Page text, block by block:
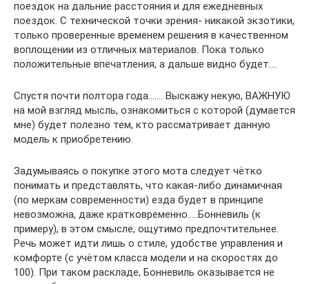
поездок на дальние расстояния и для ежедневных
поездок. С технической точки зрения- никакой экзотики,
только проверенные временем решения в качественном
воплощении из отличных материалов. Пока только
положительные впечатления, а дальше видно будет….
Спустя почти полтора года……. Выскажу некую, ВАЖНУЮ
на мой взгляд мысль, ознакомиться с которой (думается
мне) будет полезно тем, кто рассматривает данную
модель к приобретению.
Задумываясь о покупке этого мота следует чётко
понимать и представлять, что какая-либо динамичная
(по меркам современности) езда будет в принципе
невозможна, даже кратковременно…..Бонневиль (к
примеру), в этом смысле, ощутимо предпочтительнее.
Речь может идти лишь о стиле, удобстве управления и
комфорте (с учётом класса модели и на скоростях до
100). При таком раскладе, Бонневиль оказывается не